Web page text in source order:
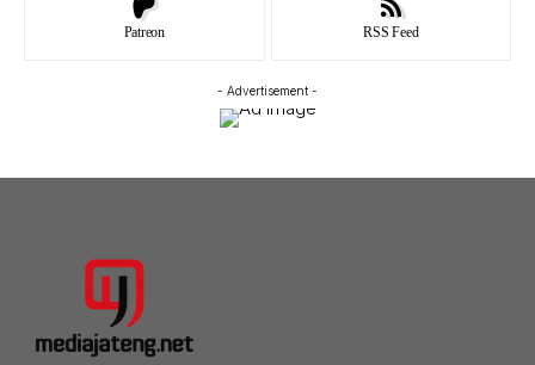
Patreon RSS Feed
- Advertisement -